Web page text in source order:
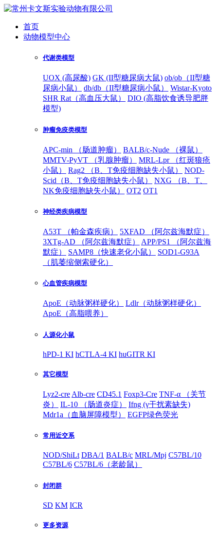
首页
动物模型中心
代谢类模型
UOX (高尿酸) GK (II型糖尿病大鼠) ob/ob（II型糖
尿病小鼠）
db/db（II型糖尿病小鼠）
Wistar-Kyoto
SHR Rat（高血压大鼠）
DIO (高脂饮食诱导肥胖
模型)
肿瘤免疫类模型
APC-min （肠道肿瘤）
BALB/c-Nude （裸鼠）
MMTV-PyVT （乳腺肿瘤）
MRL-Lpr （红斑狼疮
小鼠）
Rag2 （B、T免疫细胞缺失小鼠）
NOD-
Scid（B、T免疫细胞缺失小鼠）
NXG （B、T、
NK免疫细胞缺失小鼠）
OT2 OT1
神经类疾病模型
A53T （帕金森疾病）
5XFAD （阿尔兹海默症）
3XTg-AD （阿尔兹海默症）
APP/PS1 （阿尔兹海
默症）
SAMP8（快速老化小鼠）
SOD1-G93A
（肌萎缩侧索硬化）
心血管疾病模型
ApoE（动脉粥样硬化）
Ldlr（动脉粥样硬化）
ApoE（高脂喂养）
人源化小鼠
hPD-1 KI hCTLA-4 KI huGITR KI
其它模型
Lyz2-cre Alb-cre CD45.1 Foxp3-Cre TNF-α （关节
炎）
IL-10 （肠道炎症）
Ifng (γ干扰素缺失)
Mdr1a（血脑屏障模型）
EGFP绿色荧光
常用近交系
NOD/ShiLt DBA/1 BALB/c MRL/Mpj C57BL/10
C57BL/6 C57BL/6（老龄鼠）
封闭群
SD KM ICR
更多资源